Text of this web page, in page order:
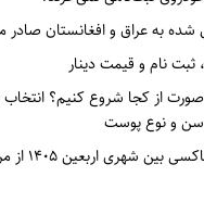
به عراق و افغانستان
از کجا شروع کنیم؟ انتخاب
و نوع پوست
نرخ کرایه های